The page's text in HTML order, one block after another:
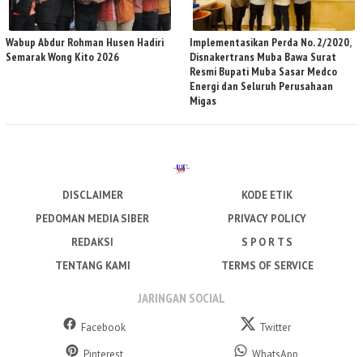
Wabup Abdur Rohman Husen Hadiri
Semarak Wong Kito 2026
Implementasikan Perda No. 2/2020,
Disnakertrans Muba Bawa Surat
Resmi Bupati Muba Sasar Medco
Energi dan Seluruh Perusahaan
Migas
DISCLAIMER
KODE ETIK
PEDOMAN MEDIA SIBER
PRIVACY POLICY
REDAKSI
S P O R T S
TENTANG KAMI
TERMS OF SERVICE
JARINGAN SOCIAL
Facebook
Twitter
Pinterest
WhatsApp